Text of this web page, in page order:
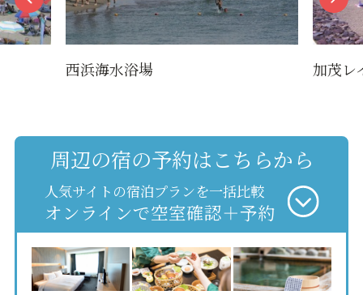
西浜海水浴場 加茂レ
周辺の宿の予約はこちらから
人気サイトの宿泊プランを一括比較
オンラインで空室確認＋予約